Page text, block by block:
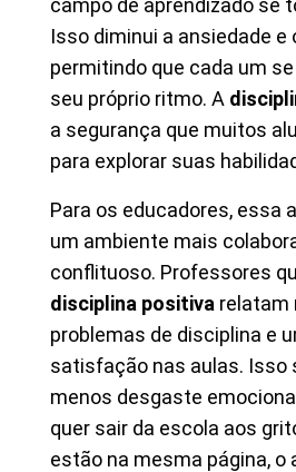
campo de aprendizado se
Isso diminui a ansiedade e
permitindo que cada um
seu próprio ritmo. A
a segurança que muitos
para explorar suas
Para os educadores, essa
um ambiente mais
conflituoso. Professores
disciplina positiva relatam
problemas de disciplina e
satisfação nas aulas. Isso
menos desgaste
quer sair da escola aos
estão na mesma página, o